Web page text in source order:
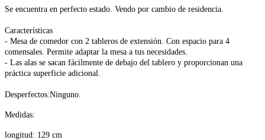
Se encuentra en perfecto estado. Vendo por cambio de residencia.
Características
- Mesa de comedor con 2 tableros de extensión. Con espacio para 4
comensales. Permite adaptar la mesa a tus necesidades.
- Las alas se sacan fácilmente de debajo del tablero y proporcionan una
práctica superficie adicional.
Desperfectos:Ninguno.
Medidas:
longitud: 129 cm